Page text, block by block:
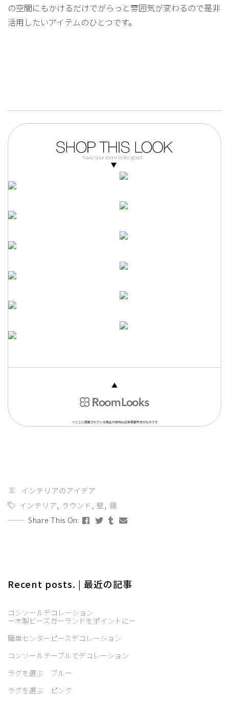
の空間にもかけるだけでがらっと雰囲気が変わるので是非
活用したいアイテムのひとつです。
インテリアのアイデア
インテリア
ラウンド 壁
鏡
Share This On:
Recent posts. | 最近の記事
コンソールデコレーション
－木製ビーズガーランドをポイントに－
簡単センターピースデコレーション
コンソールテーブルでデコレーション
ラグを選ぶ ブルー
ラグを選ぶ ピンク